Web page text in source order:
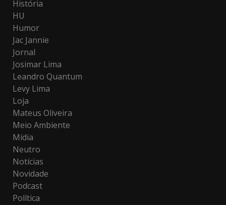
História
HU
Humor
Jac Jannie
Jornal
Josimar Lima
Leandro Quantum
Levy Lima
Loja
Mateus Oliveira
Meio Ambiente
Mídia
Neutro
Notícias
Novidade
Podcast
Política